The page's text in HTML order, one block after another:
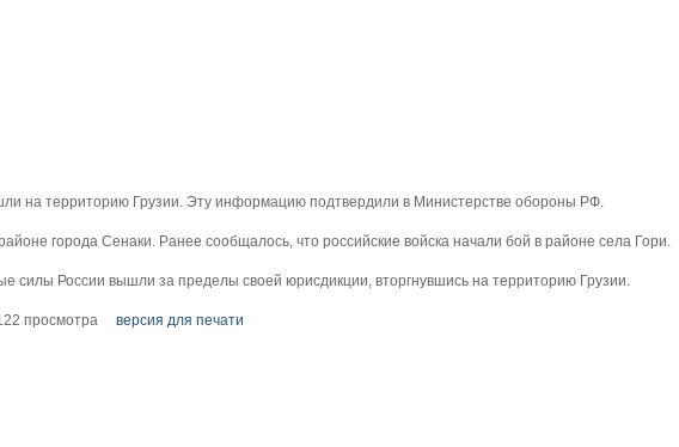
на территорию Грузии. Эту информацию подтвердили в Министерстве обороны РФ.
города Сенаки. Ранее сообщалось, что российские войска начали бой в районе села Гори.
силы России вышли за пределы своей юрисдикции, вторгнувшись на территорию Грузии.
просмотра версия для печати